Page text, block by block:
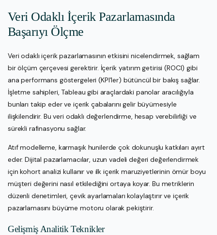
Veri Odaklı İçerik Pazarlamasında
Başarıyı Ölçme
Veri odaklı içerik pazarlamasının etkisini nicelendirmek, sağlam
bir ölçüm çerçevesi gerektirir. İçerik yatırım getirisi (ROCI) gibi
ana performans göstergeleri (KPI’ler) bütüncül bir bakış sağlar.
İşletme sahipleri, Tableau gibi araçlardaki panolar aracılığıyla
bunları takip eder ve içerik çabalarını gelir büyümesiyle
ilişkilendirir. Bu veri odaklı değerlendirme, hesap verebilirliği ve
sürekli rafinasyonu sağlar.
Atıf modelleme, karmaşık hunilerde çok dokunuşlu katkıları ayırt
eder. Dijital pazarlamacılar, uzun vadeli değeri değerlendirmek
için kohort analizi kullanır ve ilk içerik maruziyetlerinin ömür boyu
müşteri değerini nasıl etkilediğini ortaya koyar. Bu metriklerin
düzenli denetimleri, çevik ayarlamaları kolaylaştırır ve içerik
pazarlamasını büyüme motoru olarak pekiştirir.
Gelişmiş Analitik Teknikler